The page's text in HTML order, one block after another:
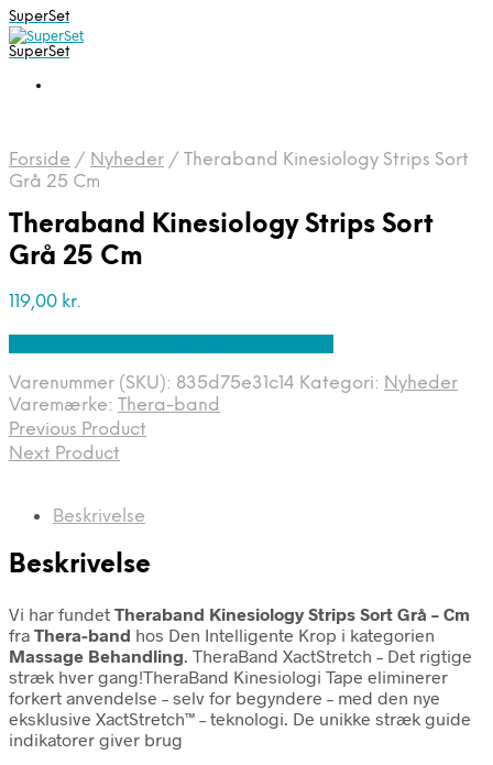
SuperSet
SuperSet
Forside / Nyheder / Theraband Kinesiology Strips Sort
Grå 25 Cm
Theraband Kinesiology Strips Sort
Grå 25 Cm
119,00 kr.
Varenummer (SKU): 835d75e31c14 Kategori: Nyheder
Varemærke: Thera-band
Previous Product
Next Product
Beskrivelse
Beskrivelse
Vi har fundet Theraband Kinesiology Strips Sort Grå – Cm
fra Thera-band hos Den Intelligente Krop i kategorien
Massage Behandling. TheraBand XactStretch – Det rigtige
stræk hver gang!TheraBand Kinesiologi Tape eliminerer
forkert anvendelse – selv for begyndere – med den nye
eksklusive XactStretch™ – teknologi. De unikke stræk guide
indikatorer giver brug